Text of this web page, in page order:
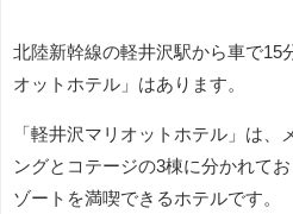
北陸新幹線の軽井沢駅から車で15
オットホテル」はあります。
「軽井沢マリオットホテル」は
ングとコテージの3棟に分かれて
ゾートを満喫できるホテルです。